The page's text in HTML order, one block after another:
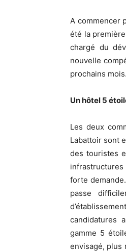
A commencer
été la
chargé du
nouvelle
prochains
Un hôtel 5
Les deux
Labattoir sont
des touristes
forte
passe
candidatures
gamme 5
envisagé, plus